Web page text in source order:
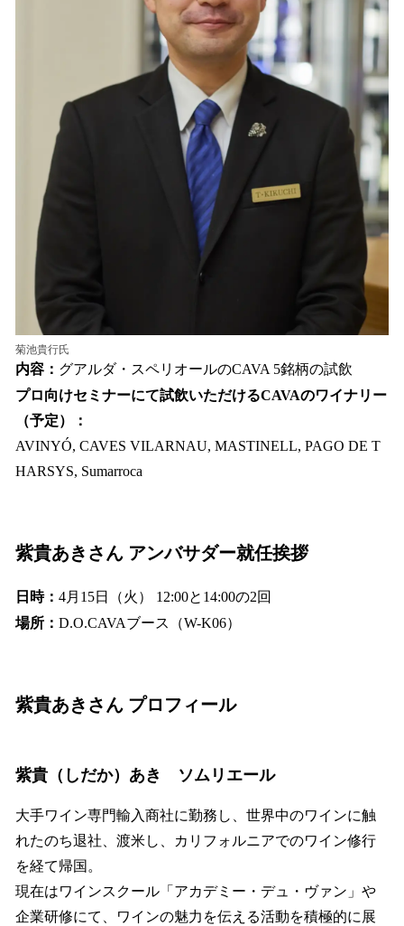
菊池貴行氏
内容： グアルダ・スペリオールのCAVA 5銘柄の試飲
プロ向けセミナーにて試飲いただけるCAVAのワイナリー
（予定）：
AVINYÓ, CAVES VILARNAU, MASTINELL, PAGO DE T
HARSYS, Sumarroca
紫貴あきさん アンバサダー就任挨拶
日時： 4月15日（火） 12:00と14:00の2回
場所： D.O.CAVAブース（W-K06）
紫貴あきさん プロフィール
紫貴（しだか）あき ソムリエール
大手ワイン専門輸入商社に勤務し、世界中のワインに触
れたのち退社、渡米し、カリフォルニアでのワイン修行
を経て帰国。
現在はワインスクール「アカデミー・デュ・ヴァン」や
企業研修にて、ワインの魅力を伝える活動を積極的に展